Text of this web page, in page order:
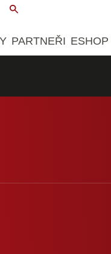
PARTNEŘI ESHOP